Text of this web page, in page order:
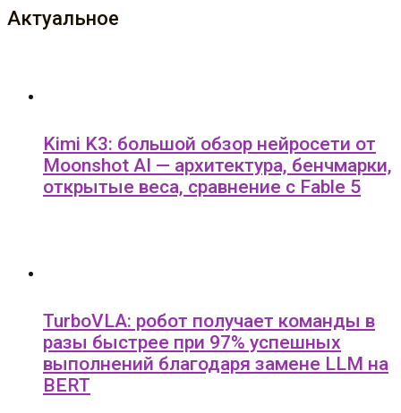
Актуальное
Kimi K3: большой обзор нейросети от
Moonshot AI — архитектура, бенчмарки,
открытые веса, сравнение с Fable 5
TurboVLA: робот получает команды в
разы быстрее при 97% успешных
выполнений благодаря замене LLM на
BERT